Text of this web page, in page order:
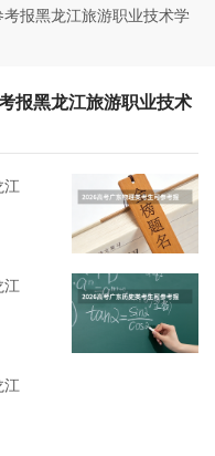
报黑龙江旅游职业技术学
报黑龙江旅游职业技术
江
江
江